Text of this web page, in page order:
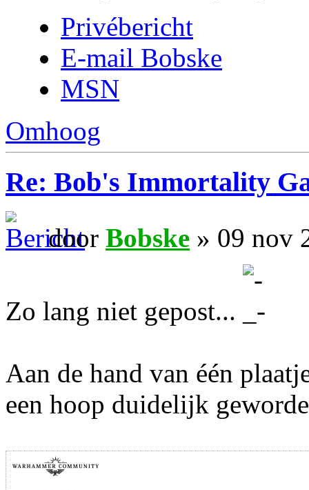
Privébericht
E-mail Bobske
MSN
Omhoog
Re: Bob's Immortality
door Bobske » 09 nov
Zo lang niet gepost...
Aan de hand van één
een hoop duidelijk